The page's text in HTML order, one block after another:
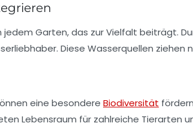
jedem Garten, das zurVielfalt beiträgt.
Diese Wasserquellen ziehen
eine besondere Biodiversität
Lebensraum für zahlreiche Tierarten